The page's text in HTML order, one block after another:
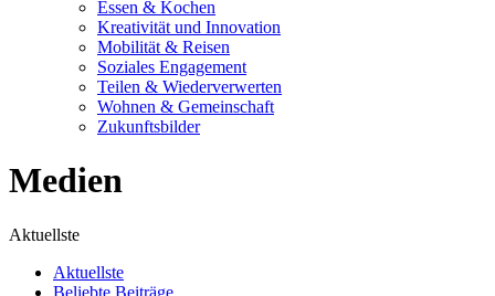
Essen & Kochen
Kreativität und Innovation
Mobilität & Reisen
Soziales Engagement
Teilen & Wiederverwerten
Wohnen & Gemeinschaft
Zukunftsbilder
Medien
Aktuellste
Aktuellste
Beliebte Beiträge